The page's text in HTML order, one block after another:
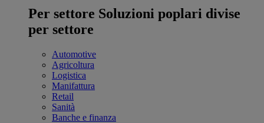
Per settore Soluzioni poplari divise
per settore
Automotive
Agricoltura
Logistica
Manifattura
Retail
Sanità
Banche e finanza